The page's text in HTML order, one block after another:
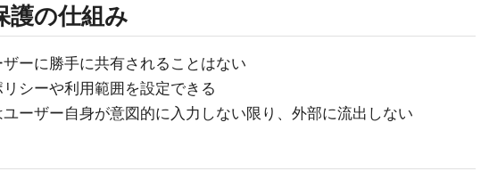
護の仕組み
ーに勝手に共有されることはない
シーや利用範囲を設定できる
ーザー自身が意図的に入力しない限り、外部に流出しない